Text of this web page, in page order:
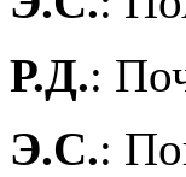
Р.Д.:
Э.С.: